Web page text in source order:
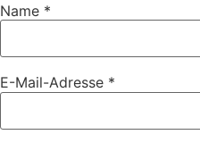
Name *
E-Mail-Adresse *